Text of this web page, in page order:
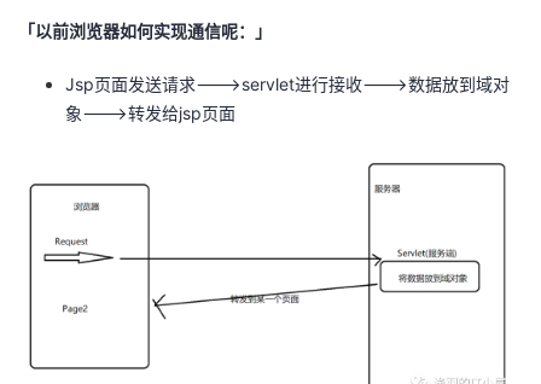
堂
我
程
认
的
我
我
的
支
我
声
「以前浏览器如何实现通信呢：」
Jsp页面发送请求--->servlet进行接收--->数据放到域对
象--->转发给jsp页面